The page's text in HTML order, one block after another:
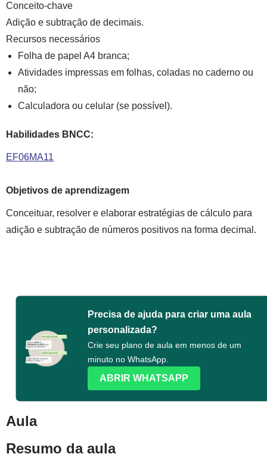
Conceito-chave
Adição e subtração de decimais.
Recursos necessários
Folha de papel A4 branca;
Atividades impressas em folhas, coladas no caderno ou
não;
Calculadora ou celular (se possível).
Habilidades BNCC:
EF06MA11
Objetivos de aprendizagem
Conceituar, resolver e elaborar estratégias de cálculo para
adição e subtração de números positivos na forma decimal.
Precisa de ajuda para criar uma aula
personalizada?
Crie seu plano de aula em menos de um
minuto no WhatsApp.
ABRIR WHATSAPP
Aula
Resumo da aula